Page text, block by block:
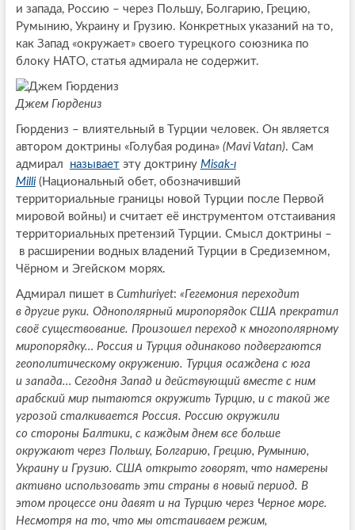
и запада, Россию – через Польшу, Болгарию, Грецию,
Румынию, Украину и Грузию. Конкретных указаний на то,
как Запад «окружает» своего турецкого союзника по
блоку НАТО, статья адмирала не содержит.
Джем Гюрдениз
Гюрдениз – влиятельный в Турции человек. Он является
автором доктрины «Голубая родина» (Mavi Vatan). Сам
адмирал называетэту доктрину Misak-ı
Milli(Национальный обет, обозначивший
территориальные границы новой Турции после Первой
мировой войны) и считает её инструментом отстаивания
территориальных претензий Турции. Смысл доктрины –
в расширении водных владений Турции в Средиземном,
Чёрном и Эгейском морях.
Адмирал пишет в Cumhuriyet: «Гегемония переходит
в другие руки. Однополярный миропорядок США прекратил
своё существование. Произошел переход к многополярному
миропорядку… Россия и Турция одинаково подвергаются
геополитическому окружению. Турция осаждена с юга
и запада… Сегодня Запад и действующий вместе с ним
арабский мир пытаются окружить Турцию, и с такой же
угрозой сталкивается Россия. Россию окружили
со стороны Балтики, с каждым днем все больше
окружают через Польшу, Болгарию, Грецию, Румынию,
Украину и Грузию. США открыто говорят, что намерены
активно использовать эти страны в новый период. В
этом процессе они давят и на Турцию через Черное море.
Несмотря на то, что мы отстаиваем режим,